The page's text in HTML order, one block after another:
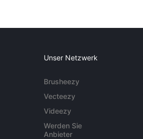
Unser Netzwerk
Brusheezy
Vecteezy
Videezy
Werden Sie
Anbieter